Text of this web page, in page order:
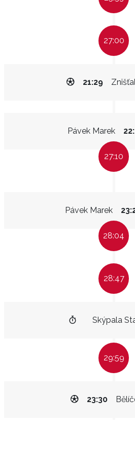
27:00
21:29
Pávek Marek
27:10
Pávek Marek
28:04
28:47
Skýpala
29:59
23:30